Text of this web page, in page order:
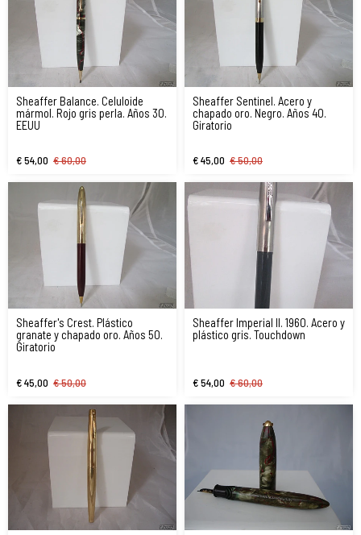
Sheaffer Balance. Celuloide
mármol. Rojo gris perla. Años 30.
EEUU
€ 54,00 € 60,00
Sheaffer Sentinel. Acero y
chapado oro. Negro. Años 40.
Giratorio
€ 45,00 € 50,00
Sheaffer's Crest. Plástico
granate y chapado oro. Años 50.
Giratorio
€ 45,00 € 50,00
Sheaffer Imperial II. 1960. Acero y
plástico gris. Touchdown
€ 54,00 € 60,00